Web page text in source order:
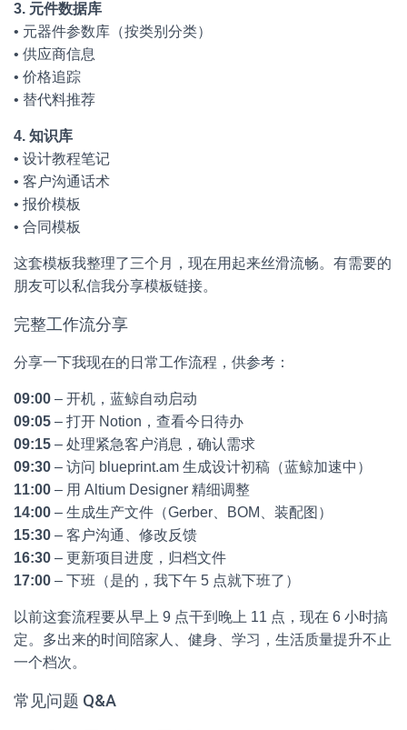
3. 元件数据库
• 元器件参数库（按类别分类）
• 供应商信息
• 价格追踪
• 替代料推荐
4. 知识库
• 设计教程笔记
• 客户沟通话术
• 报价模板
• 合同模板
这套模板我整理了三个月，现在用起来丝滑流畅。有需要的
朋友可以私信我分享模板链接。
完整工作流分享
分享一下我现在的日常工作流程，供参考：
09:00 – 开机，蓝鲸自动启动
09:05 – 打开 Notion，查看今日待办
09:15 – 处理紧急客户消息，确认需求
09:30 – 访问 blueprint.am 生成设计初稿（蓝鲸加速中）
11:00 – 用 Altium Designer 精细调整
14:00 – 生成生产文件（Gerber、BOM、装配图）
15:30 – 客户沟通、修改反馈
16:30 – 更新项目进度，归档文件
17:00 – 下班（是的，我下午 5 点就下班了）
以前这套流程要从早上 9 点干到晚上 11 点，现在 6 小时搞
定。多出来的时间陪家人、健身、学习，生活质量提升不止
一个档次。
常见问题 Q&A